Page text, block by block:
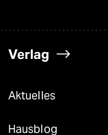
Verlag
Aktuelles
Hausblog